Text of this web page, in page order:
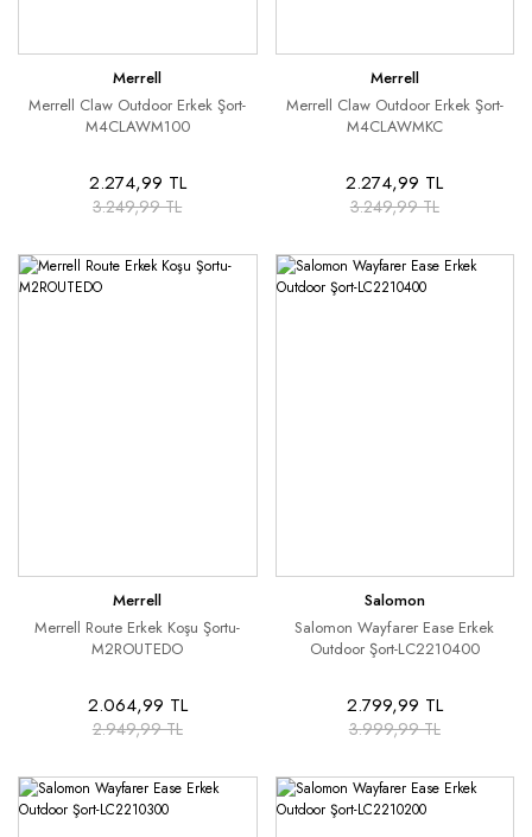
Merrell
Merrell Claw Outdoor Erkek Şort-
M4CLAWM100
2.274,99 TL
3.249,99 TL
Merrell
Merrell Claw Outdoor Erkek Şort-
M4CLAWMKC
2.274,99 TL
3.249,99 TL
Merrell
Merrell Route Erkek Koşu Şortu-
M2ROUTEDO
2.064,99 TL
2.949,99 TL
Salomon
Salomon Wayfarer Ease Erkek
Outdoor Şort-LC2210400
2.799,99 TL
3.999,99 TL